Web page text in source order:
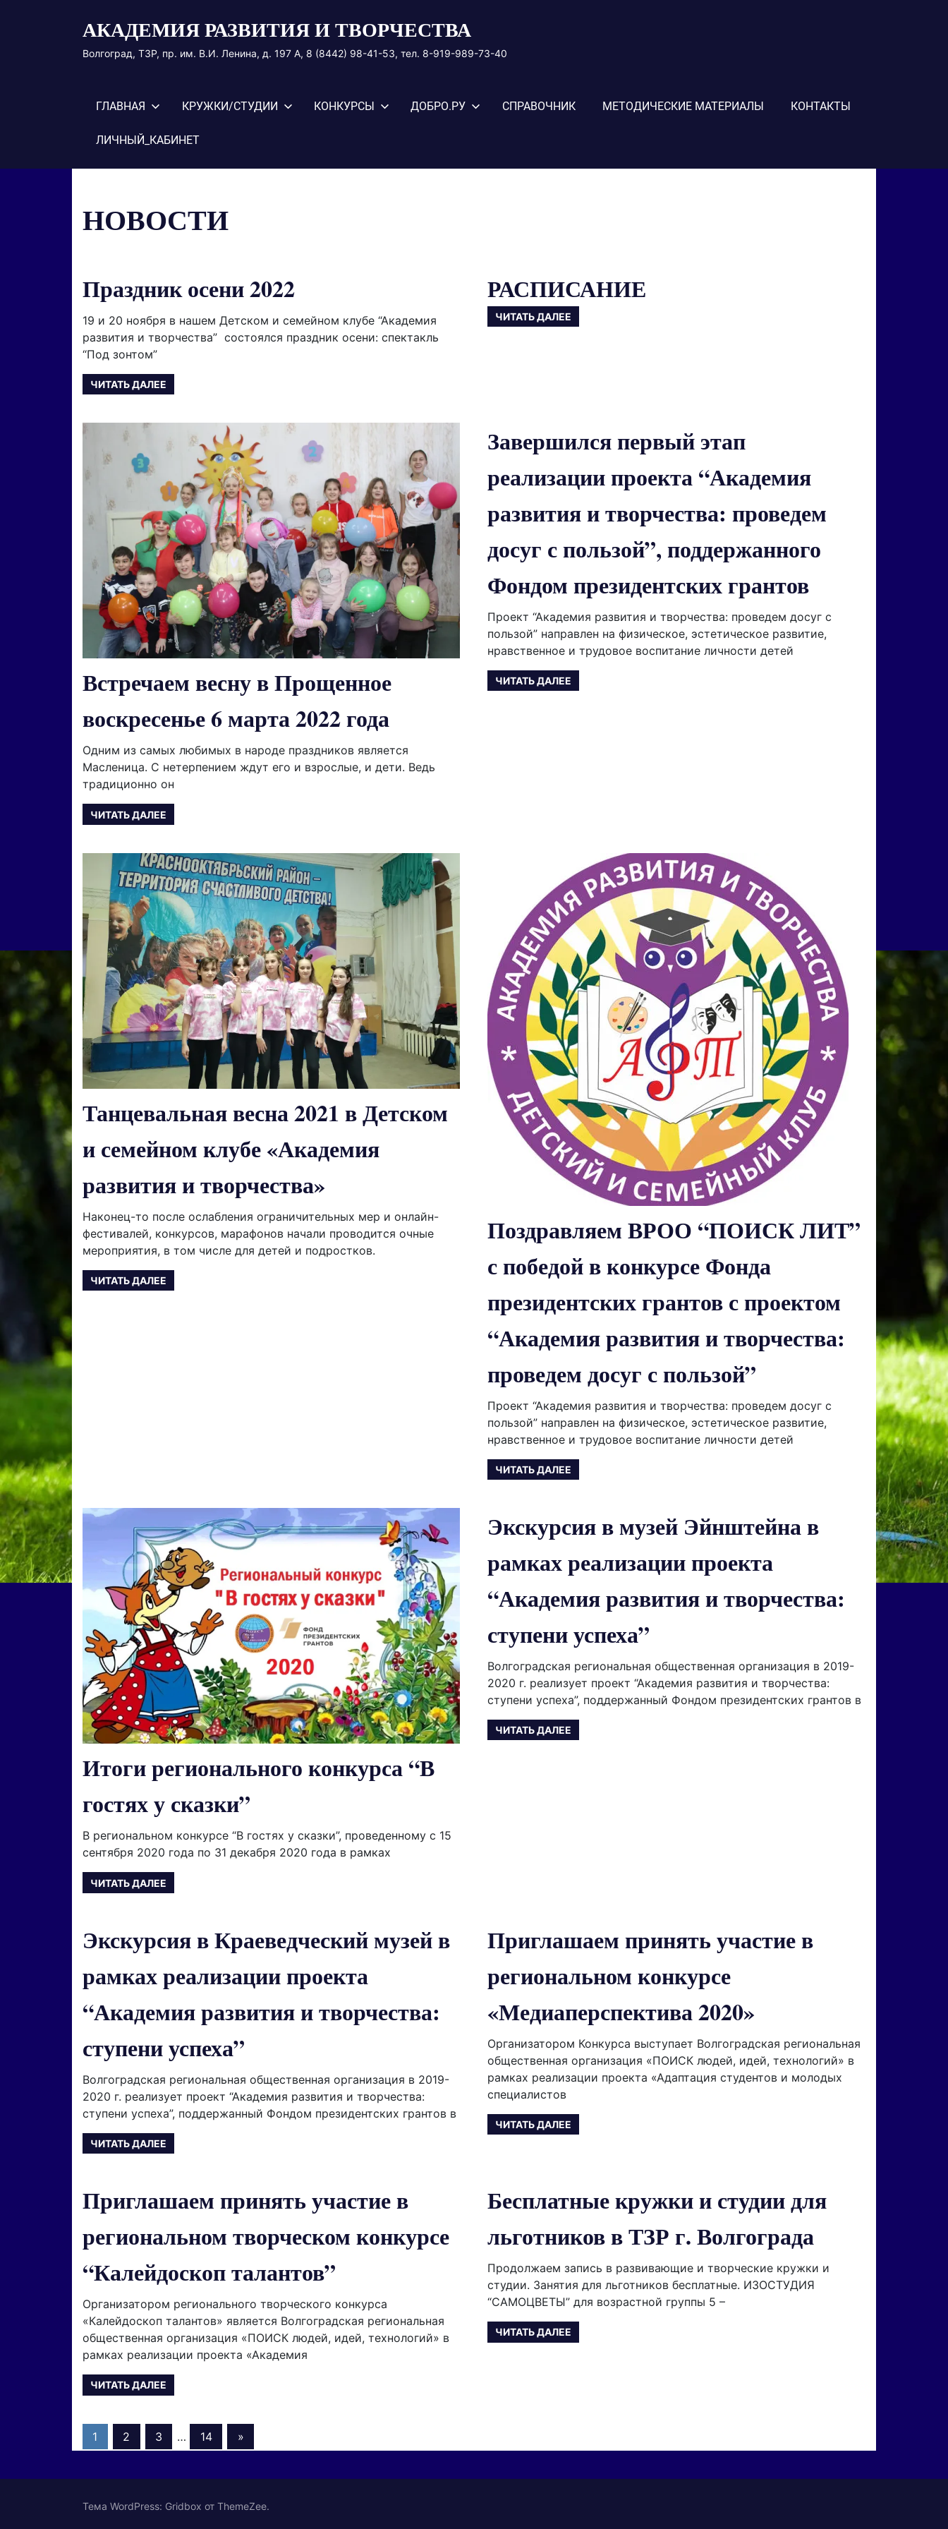
АКАДЕМИЯ РАЗВИТИЯ И ТВОРЧЕСТВА
Волгоград, ТЗР, пр. им. В.И. Ленина, д. 197 А, 8 (8442) 98-41-53, тел. 8-919-989-73-40
ГЛАВНАЯ КРУЖКИ/СТУДИИ КОНКУРСЫ ДОБРО.РУ СПРАВОЧНИК МЕТОДИЧЕСКИЕ МАТЕРИАЛЫ КОНТАКТЫ
ЛИЧНЫЙ_КАБИНЕТ
НОВОСТИ
Праздник осени 2022
19 и 20 ноября в нашем Детском и семейном клубе “Академия
развития и творчества” состоялся праздник осени: спектакль
“Под зонтом”
ЧИТАТЬ ДАЛЕЕ
РАСПИСАНИЕ
ЧИТАТЬ ДАЛЕЕ
Встречаем весну в Прощенное
воскресенье 6 марта 2022 года
Одним из самых любимых в народе праздников является
Масленица. С нетерпением ждут его и взрослые, и дети. Ведь
традиционно он
ЧИТАТЬ ДАЛЕЕ
Завершился первый этап
реализации проекта “Академия
развития и творчества: проведем
досуг с пользой”, поддержанного
Фондом президентских грантов
Проект “Академия развития и творчества: проведем досуг с
пользой” направлен на физическое, эстетическое развитие,
нравственное и трудовое воспитание личности детей
ЧИТАТЬ ДАЛЕЕ
Танцевальная весна 2021 в Детском
и семейном клубе «Академия
развития и творчества»
Наконец-то после ослабления ограничительных мер и онлайн-
фестивалей, конкурсов, марафонов начали проводится очные
мероприятия, в том числе для детей и подростков.
ЧИТАТЬ ДАЛЕЕ
Поздравляем ВРОО “ПОИСК ЛИТ”
с победой в конкурсе Фонда
президентских грантов с проектом
“Академия развития и творчества:
проведем досуг с пользой”
Проект “Академия развития и творчества: проведем досуг с
пользой” направлен на физическое, эстетическое развитие,
нравственное и трудовое воспитание личности детей
ЧИТАТЬ ДАЛЕЕ
Итоги регионального конкурса “В
гостях у сказки”
В региональном конкурсе “В гостях у сказки”, проведенному с 15
сентября 2020 года по 31 декабря 2020 года в рамках
ЧИТАТЬ ДАЛЕЕ
Экскурсия в музей Эйнштейна в
рамках реализации проекта
“Академия развития и творчества:
ступени успеха”
Волгоградская региональная общественная организация в 2019-
2020 г. реализует проект “Академия развития и творчества:
ступени успеха”, поддержанный Фондом президентских грантов в
ЧИТАТЬ ДАЛЕЕ
Экскурсия в Краеведческий музей в
рамках реализации проекта
“Академия развития и творчества:
ступени успеха”
Волгоградская региональная общественная организация в 2019-
2020 г. реализует проект “Академия развития и творчества:
ступени успеха”, поддержанный Фондом президентских грантов в
ЧИТАТЬ ДАЛЕЕ
Приглашаем принять участие в
региональном конкурсе
«Медиаперспектива 2020»
Организатором Конкурса выступает Волгоградская региональная
общественная организация «ПОИСК людей, идей, технологий» в
рамках реализации проекта «Адаптация студентов и молодых
специалистов
ЧИТАТЬ ДАЛЕЕ
Приглашаем принять участие в
региональном творческом конкурсе
“Калейдоскоп талантов”
Организатором регионального творческого конкурса
«Калейдоскоп талантов» является Волгоградская региональная
общественная организация «ПОИСК людей, идей, технологий» в
рамках реализации проекта «Академия
ЧИТАТЬ ДАЛЕЕ
Бесплатные кружки и студии для
льготников в ТЗР г. Волгограда
Продолжаем запись в развивающие и творческие кружки и
студии. Занятия для льготников бесплатные. ИЗОСТУДИЯ
“САМОЦВЕТЫ” для возрастной группы 5 –
ЧИТАТЬ ДАЛЕЕ
Навигация
1 2 3 … 14
Следующие
записи
»
Тема WordPress: Gridbox от ThemeZee.